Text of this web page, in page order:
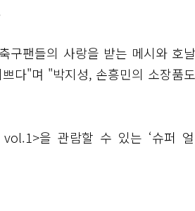
구팬들의 사랑을 받는 메시와 호
다"며 "박지성, 손흥민의 소장품
을 관람할 수 있는 ‘슈퍼